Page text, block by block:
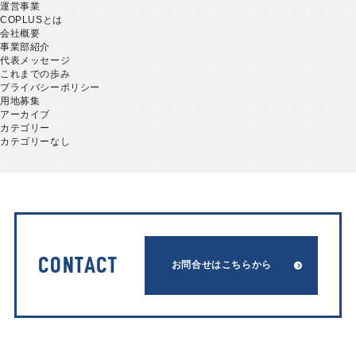
運営事業
COPLUSとは
会社概要
事業部紹介
代表メッセージ
これまでの歩み
プライバシーポリシー
用地募集
アーカイブ
カテゴリー
カテゴリーなし
CONTACT お問合せはこちらから